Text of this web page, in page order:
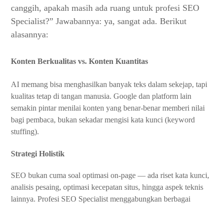
canggih, apakah masih ada ruang untuk profesi SEO
Specialist?” Jawabannya: ya, sangat ada. Berikut
alasannya:
Konten Berkualitas vs. Konten Kuantitas
AI memang bisa menghasilkan banyak teks dalam sekejap, tapi
kualitas tetap di tangan manusia. Google dan platform lain
semakin pintar menilai konten yang benar-benar memberi nilai
bagi pembaca, bukan sekadar mengisi kata kunci (keyword
stuffing).
Strategi Holistik
SEO bukan cuma soal optimasi on-page — ada riset kata kunci,
analisis pesaing, optimasi kecepatan situs, hingga aspek teknis
lainnya. Profesi SEO Specialist menggabungkan berbagai